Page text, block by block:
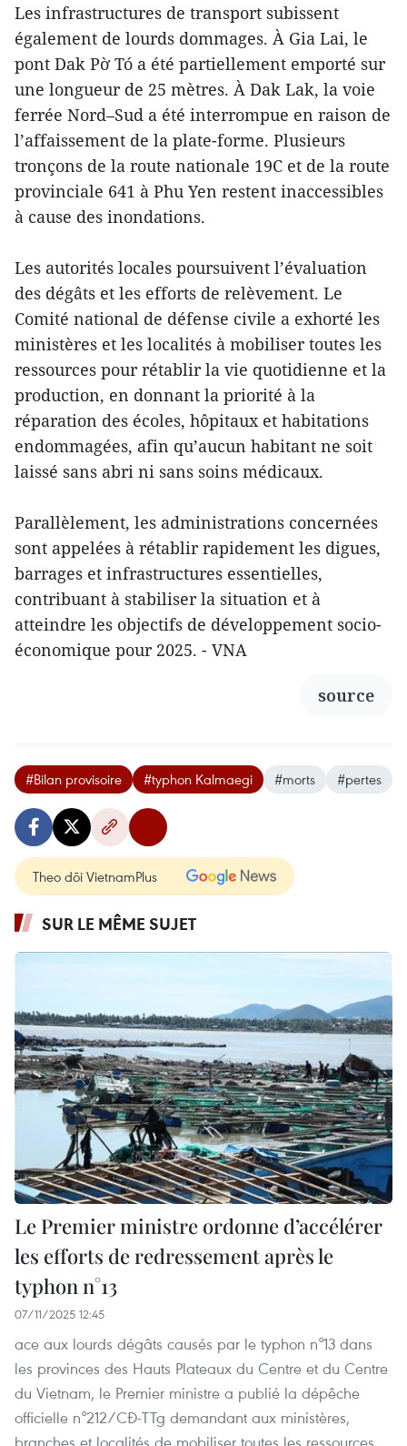
Les infrastructures de transport subissent
également de lourds dommages. À Gia Lai, le
pont Dak Pờ Tó a été partiellement emporté sur
une longueur de 25 mètres. À Dak Lak, la voie
ferrée Nord–Sud a été interrompue en raison de
l’affaissement de la plate-forme. Plusieurs
tronçons de la route nationale 19C et de la route
provinciale 641 à Phu Yen restent inaccessibles
à cause des inondations.
Les autorités locales poursuivent l’évaluation
des dégâts et les efforts de relèvement. Le
Comité national de défense civile a exhorté les
ministères et les localités à mobiliser toutes les
ressources pour rétablir la vie quotidienne et la
production, en donnant la priorité à la
réparation des écoles, hôpitaux et habitations
endommagées, afin qu’aucun habitant ne soit
laissé sans abri ni sans soins médicaux.
Parallèlement, les administrations concernées
sont appelées à rétablir rapidement les digues,
barrages et infrastructures essentielles,
contribuant à stabiliser la situation et à
atteindre les objectifs de développement socio-
économique pour 2025. - VNA
source
#Bilan provisoire #typhon Kalmaegi #morts #pertes
Theo dõi VietnamPlus
SUR LE MÊME SUJET
Le Premier ministre ordonne d’accélérer
les efforts de redressement après le
typhon n°13
07/11/2025 12:45
ace aux lourds dégâts causés par le typhon n°13 dans
les provinces des Hauts Plateaux du Centre et du Centre
du Vietnam, le Premier ministre a publié la dépêche
officielle n°212/CĐ-TTg demandant aux ministères,